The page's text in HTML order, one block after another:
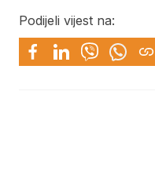
Podijeli vijest na: